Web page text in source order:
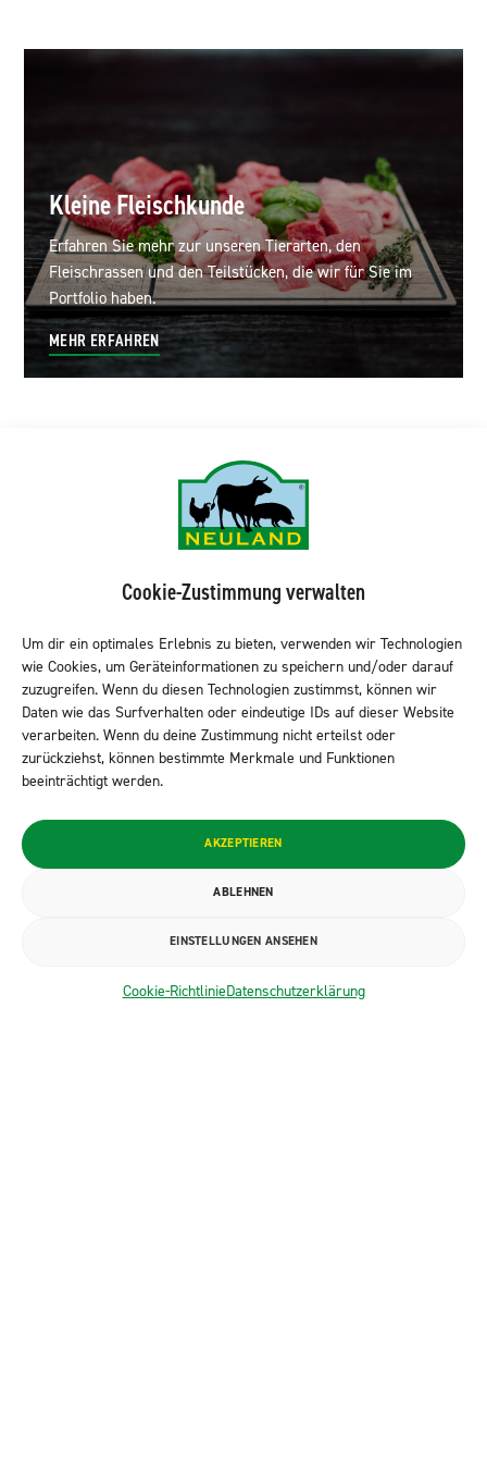
Cookie-Zustimmung verwalten
Um dir ein optimales Erlebnis zu bieten, verwenden wir Technologien
wie Cookies, um Geräteinformationen zu speichern und/oder darauf
zuzugreifen. Wenn du diesen Technologien zustimmst, können wir
Daten wie das Surfverhalten oder eindeutige IDs auf dieser Website
verarbeiten. Wenn du deine Zustimmung nicht erteilst oder
zurückziehst, können bestimmte Merkmale und Funktionen
beeinträchtigt werden.
AKZEPTIEREN
ABLEHNEN
EINSTELLUNGEN ANSEHEN
Cookie-RichtlinieDatenschutzerklärung
Kleine Fleischkunde
Erfahren Sie mehr zur unseren Tierarten, den
Fleischrassen und den Teilstücken, die wir für Sie im
Portfolio haben.
MEHR ERFAHREN
Trägerverbänden mitgegründetes und anerkanntes
Qualitätsfleischprogramm, das für eine besonders artgerechte und
umweltschonende Nutztierhaltung steht. Seit über 30 Jahren setzen
wir uns für eine sichtbare Verbesserung der Nutztierhaltung ein.
Kontakt ins Neuland
Bei Fragen freuen wir unshierüber eine Kontaktaufnahme.
NEULAND entdecken